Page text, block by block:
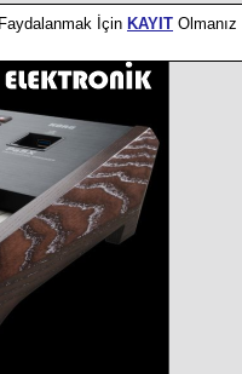
İçin KAYIT Olmanız